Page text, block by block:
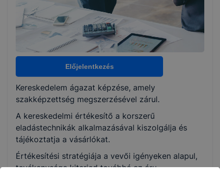
3 év
Választható szakmairányok:
Nem válaszható
KKK/PTT
PTT letöltése (pdf)
Nem
Előjelentkezés
Kereskedelem ágazat képzése, amely
szakképzettség megszerzésével zárul.
A kereskedelmi értékesítő a korszerű
eladástechnikák alkalmazásával kiszolgálja és
tájékoztatja a vásárlókat.
Értékesítési stratégiája a vevői igényeken alapul,
tevékenysége kiterjed továbbá az áru